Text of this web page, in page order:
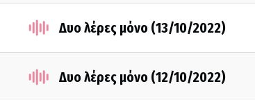
Δυο λέρες μόνο (13/10/2022)
Δυο λέρες μόνο (12/10/2022)